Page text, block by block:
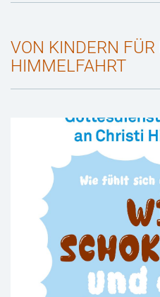
VON KINDERN
HIMMELFAHRT